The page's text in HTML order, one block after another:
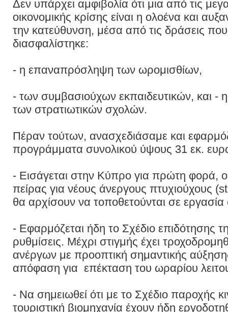
Δεν υπάρχει αμφιβολία ότι μια από τις
οικονομικής κρίσης είναι η ολοένα και
την κατεύθυνση, μέσα από τις δράσεις
διασφαλίστηκε:
- η επαναπρόσληψη των ωρομισθίων,
- των συμβασιούχων εκπαιδευτικών, και -
των στρατιωτικών σχολών.
Πέραν τούτων, ανασχεδιάσαμε και
προγράμματα συνολικού ύψους 31 εκ.
- Eισάγεται στην Κύπρο για πρώτη φορά,
πείρας για νέους άνεργους πτυχιούχους
θα αρχίσουν να τοποθετούνται σε
- Εφαρμόζεται ήδη το Σχέδιο επιδότησης
ρυθμίσεις. Μέχρι στιγμής έχει
ανέργων με προοπτική σημαντικής
απόφαση για επέκταση του ωραρίου
- Να σημειωθεί ότι με το Σχέδιο παροχής
τουριστική βιομηχανία έχουν ήδη